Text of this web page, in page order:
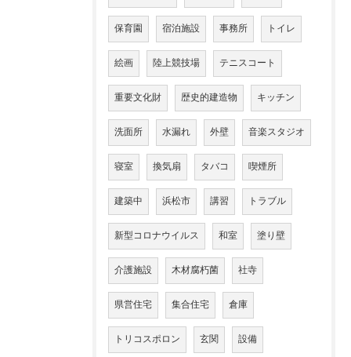
保育園 宿泊施設 事務所 トイレ
絵画 陸上競技場 テニスコート
重要文化財 歴史的建造物 キッチン
洗面所 水漏れ 外壁 音楽スタジオ
寝室 換気扇 タバコ 喫煙所
建築中 浜松市 講習 トラブル
新型コロナウイルス 和室 塗り壁
介護施設 木材腐朽菌 社寺
県営住宅 集合住宅 倉庫
トリコスポロン 玄関 設備